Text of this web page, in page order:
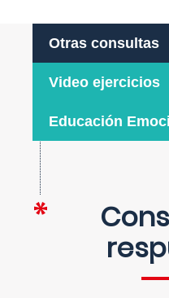
Otras consultas
Video ejercicios
Educación